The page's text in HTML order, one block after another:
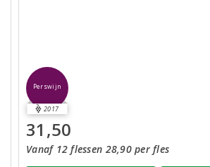
Perswijn
2017
31,50
Vanaf 12 flessen 28,90 per fles